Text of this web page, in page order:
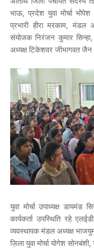
भाऊ, प्रदेश युवा मोर्चा
प्रभारी हीरा मरकाम,
संयोजक निरंजन कुमार सिन्हा,
अध्यक्ष टिकेशवर जीभागवत
युवा मोर्चा उपाध्यक्ष डायमंड
कार्यकर्ता उपस्थिति रहे
व्यवस्थापक मंडल अध्यक्ष
ज़िला युवा मोर्चा योगेश